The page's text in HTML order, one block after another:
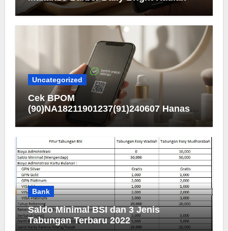
Face Wash
Uncategorized
Cek BPOM
(90)NA18211901237(91)240607 Hanasui
Men Bright Active Serum
Bank
Saldo Minimal BSI dan 3 Jenis
Tabungan Terbaru 2022